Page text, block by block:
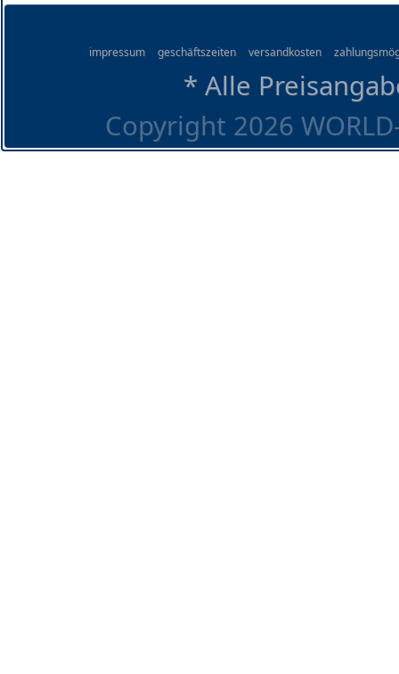
impressum geschäftszeiten versandkosten
* Alle
Copyright 2026